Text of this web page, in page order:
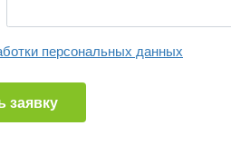
персональных данных
заявку